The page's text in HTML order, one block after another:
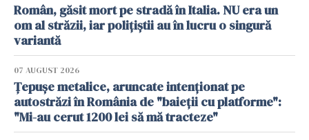
Român, găsit mort pe stradă în Italia. NU era un
om al străzii, iar polițiștii au în lucru o singură
variantă
07 AUGUST 2026
Țepușe metalice, aruncate intenționat pe
autostrăzi în România de "baieții cu platforme":
"Mi-au cerut 1200 lei să mă tracteze"